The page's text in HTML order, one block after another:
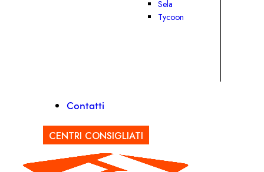
Sela
Tycoon
Contatti
CENTRI CONSIGLIATI